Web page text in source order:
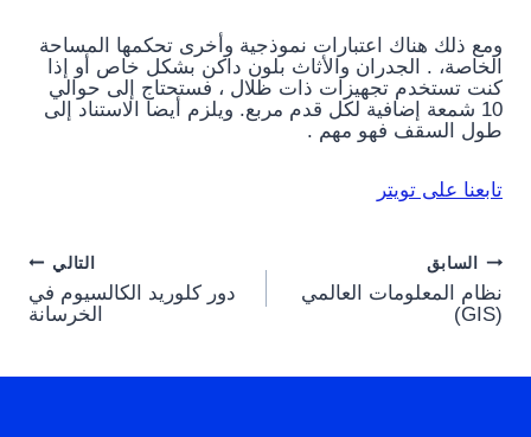
ومع ذلك هناك اعتبارات نموذجية وأخرى تحكمها المساحة
الخاصة، . الجدران والأثاث بلون داكن بشكل خاص أو إذا
كنت تستخدم تجهيزات ذات ظلال ، فستحتاج إلى حوالي
10 شمعة إضافية لكل قدم مربع. ويلزم أيضا الاستناد إلى
طول السقف فهو مهم .
تابعنا على تويتر
Post
navigation
السابق
نظام المعلومات العالمي
(GIS)
التالي
دور كلوريد الكالسيوم في
الخرسانة